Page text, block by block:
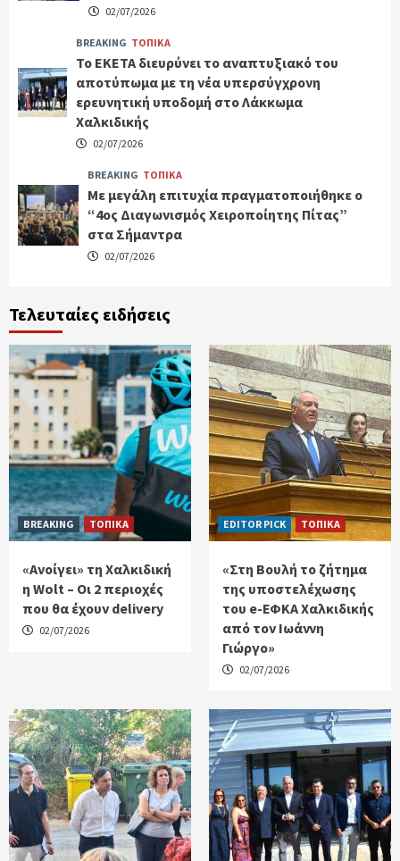
02/07/2026
BREAKING ΤΟΠΙΚΑ
Το ΕΚΕΤΑ διευρύνει το αναπτυξιακό του
αποτύπωμα με τη νέα υπερσύγχρονη
ερευνητική υποδομή στο Λάκκωμα
Χαλκιδικής
02/07/2026
BREAKING ΤΟΠΙΚΑ
Με μεγάλη επιτυχία πραγματοποιήθηκε ο
“4ος Διαγωνισμός Χειροποίητης Πίτας”
στα Σήμαντρα
02/07/2026
Τελευταίες ειδήσεις
BREAKING ΤΟΠΙΚΑ
«Ανοίγει» τη Χαλκιδική
η Wolt – Οι 2 περιοχές
που θα έχουν delivery
02/07/2026
EDITOR PICK ΤΟΠΙΚΑ
«Στη Βουλή το ζήτημα
της υποστελέχωσης
του e-ΕΦΚΑ Χαλκιδικής
από τον Ιωάννη
Γιώργο»
02/07/2026